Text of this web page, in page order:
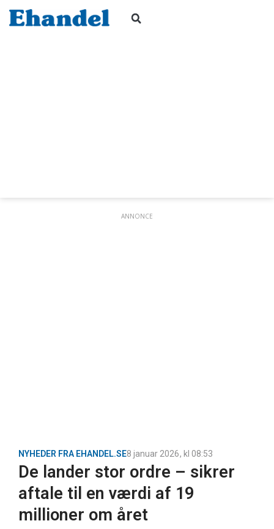
ANNONCE
NYHEDER FRA EHANDEL.SE8 januar 2026, kl 08:53
De lander stor ordre – sikrer
aftale til en værdi af 19
millioner om året